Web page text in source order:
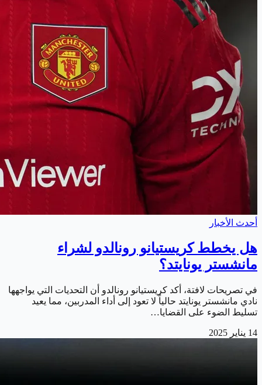
أحدث الأخبار
هل يخطط كريستيانو رونالدو لشراء
مانشستر يونايتد؟
في تصريحات لافتة، أكد كريستيانو رونالدو أن التحديات التي يواجهها
نادي مانشستر يونايتد حالياً لا تعود إلى أداء المدربين، مما يعيد
تسليط الضوء على القضايا…
14 يناير 2025